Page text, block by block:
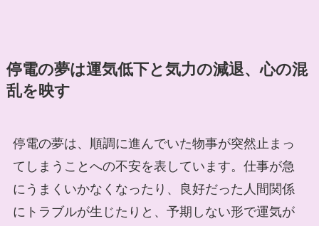
停電の夢は運気低下と気力の減退、心の混
乱を映す
停電の夢は、順調に進んでいた物事が突然止まっ
てしまうことへの不安を表しています。仕事が急
にうまくいかなくなったり、良好だった人間関係
にトラブルが生じたりと、予期しない形で運気が